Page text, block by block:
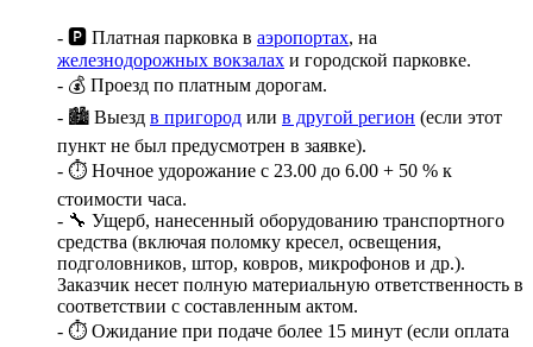
- 🅿️ Платная парковка в аэропортах, на
железнодорожных вокзалах и городской парковке.
- 💰 Проезд по платным дорогам.
- 🏙️ Выезд в пригород или в другой регион (если этот
пункт не был предусмотрен в заявке).
- ⏱️ Ночное удорожание с 23.00 до 6.00 + 50 % к
стоимости часа.
- 🔧 Ущерб, нанесенный оборудованию транспортного
средства (включая поломку кресел, освещения,
подголовников, штор, ковров, микрофонов и др.).
Заказчик несет полную материальную ответственность в
соответствии с составленным актом.
- ⏱️ Ожидание при подаче более 15 минут (если оплата